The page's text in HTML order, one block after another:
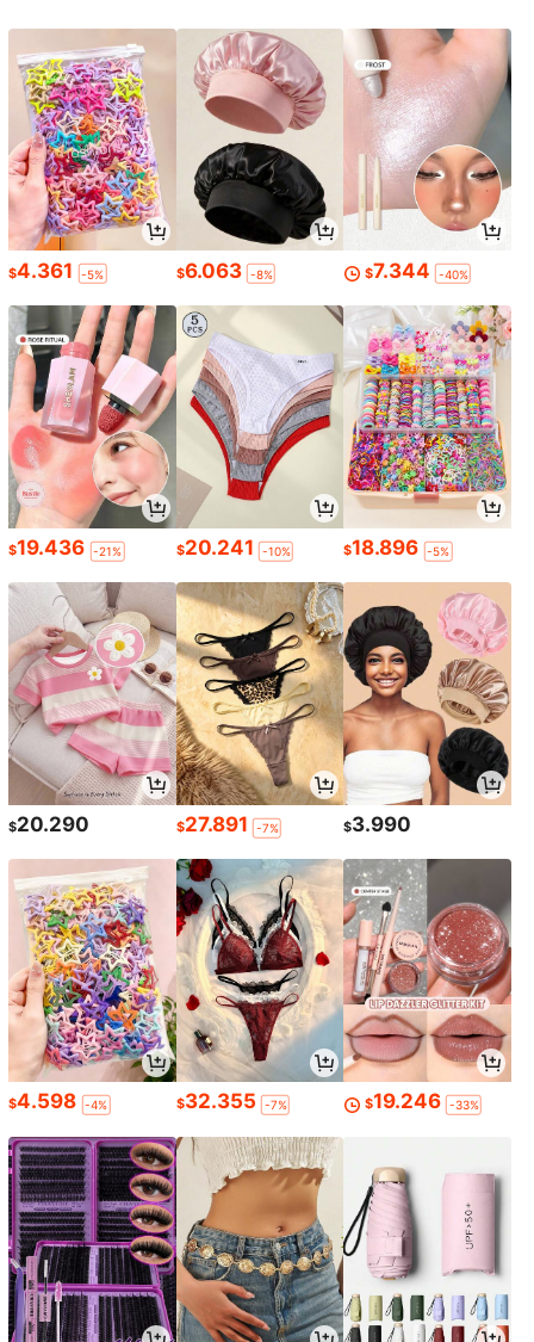
$4.361 -5% $6.063 -8% $7.344 -40%
$19.436 -21% $20.241 -10% $18.896 -5%
$20.290 $27.891 -7% $3.990
$4.598 -4% $32.355 -7% $19.246 -33%